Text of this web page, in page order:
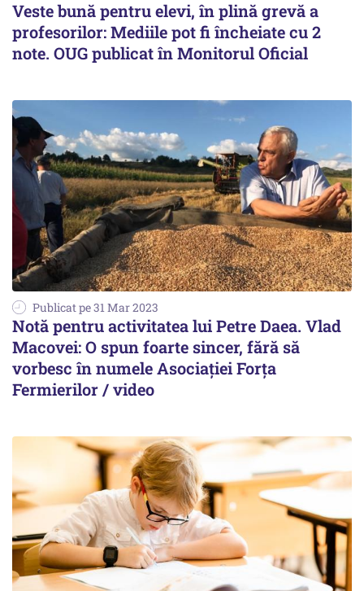
Veste bună pentru elevi, în plină grevă a
profesorilor: Mediile pot fi încheiate cu 2
note. OUG publicat în Monitorul Oficial
Publicat pe 31 Mar 2023
Notă pentru activitatea lui Petre Daea. Vlad
Macovei: O spun foarte sincer, fără să
vorbesc în numele Asociației Forța
Fermierilor / video